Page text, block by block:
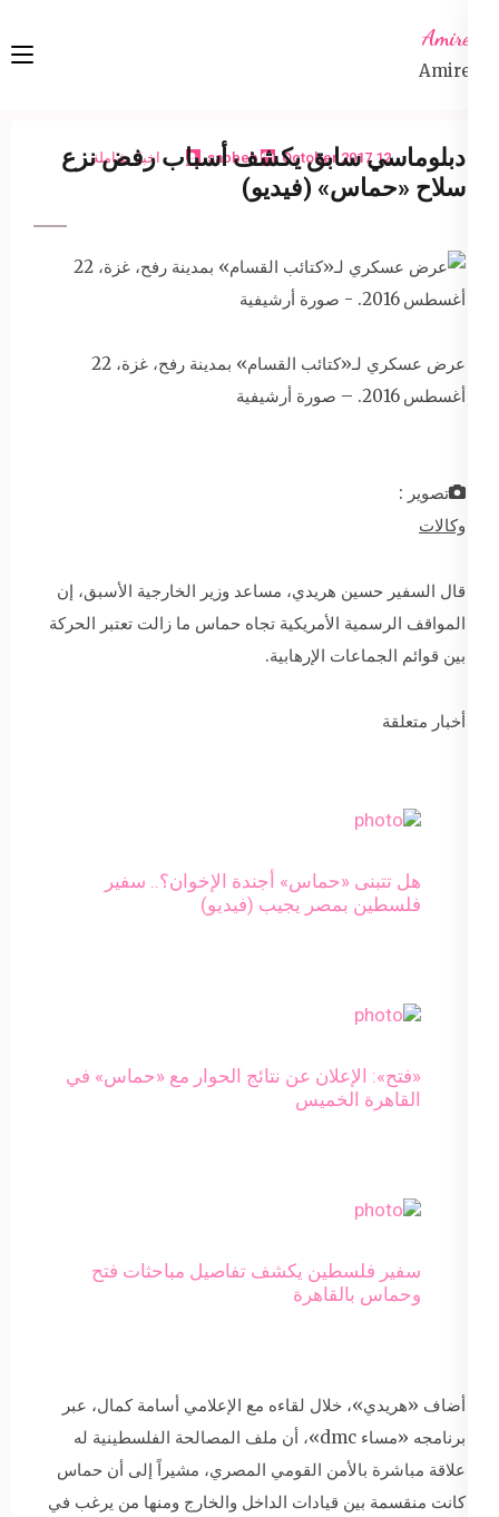
content
Amireta
Amireta
12 October 2017
sabbeh اخبار شاملة
دبلوماسي سابق يكشف أسباب رفض نزع
سلاح «حماس» (فيديو)
عرض عسكري لـ«كتائب القسام» بمدينة رفح، غزة، 22
أغسطس 2016. – صورة أرشيفية
تصوير :
وكالات
قال السفير حسين هريدي، مساعد وزير الخارجية الأسبق، إن
المواقف الرسمية الأمريكية تجاه حماس ما زالت تعتبر الحركة
بين قوائم الجماعات الإرهابية.
أخبار متعلقة
هل تتبنى «حماس» أجندة الإخوان؟.. سفير
فلسطين بمصر يجيب (فيديو)
«فتح»: الإعلان عن نتائج الحوار مع «حماس» في
القاهرة الخميس
سفير فلسطين يكشف تفاصيل مباحثات فتح
وحماس بالقاهرة
أضاف «هريدي»، خلال لقاءه مع الإعلامي أسامة كمال، عبر
برنامجه «مساء dmc»، أن ملف المصالحة الفلسطينية له
علاقة مباشرة بالأمن القومي المصري، مشيراً إلى أن حماس
كانت منقسمة بين قيادات الداخل والخارج ومنها من يرغب في